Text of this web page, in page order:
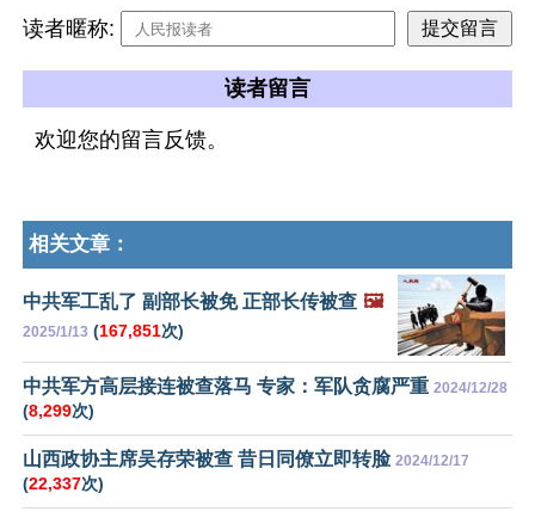
读者暱称:
读者留言
欢迎您的留言反馈。
相关文章：
中共军工乱了 副部长被免 正部长传被查 🖼️
2025/1/13 (167,851次)
中共军方高层接连被查落马 专家：军队贪腐严重 2024/12/28
(8,299次)
山西政协主席吴存荣被查 昔日同僚立即转脸 2024/12/17
(22,337次)